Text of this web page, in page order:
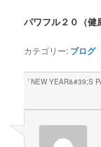
パワフル２０（健
カテゴリー: ブログ
「NEW YEAR&#39;S